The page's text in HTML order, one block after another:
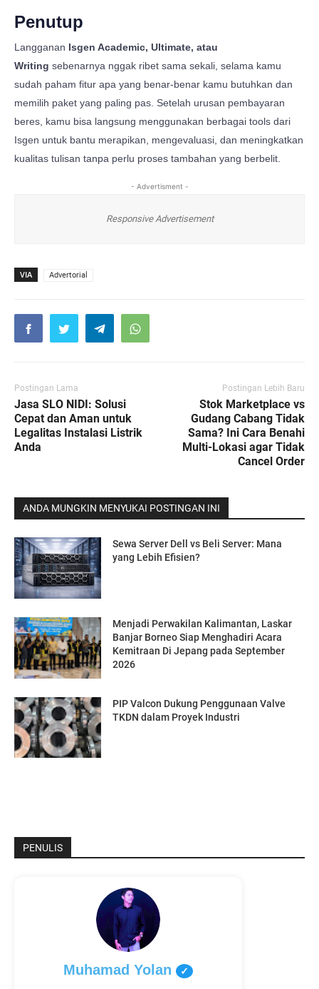
Penutup
Langganan Isgen Academic, Ultimate, atau
Writing sebenarnya nggak ribet sama sekali, selama kamu
sudah paham fitur apa yang benar-benar kamu butuhkan dan
memilih paket yang paling pas. Setelah urusan pembayaran
beres, kamu bisa langsung menggunakan berbagai tools dari
Isgen untuk bantu merapikan, mengevaluasi, dan meningkatkan
kualitas tulisan tanpa perlu proses tambahan yang berbelit.
- Advertisment -
Responsive Advertisement
VIA Advertorial
Postingan Lama
Jasa SLO NIDI: Solusi
Cepat dan Aman untuk
Legalitas Instalasi Listrik
Anda
Postingan Lebih Baru
Stok Marketplace vs
Gudang Cabang Tidak
Sama? Ini Cara Benahi
Multi-Lokasi agar Tidak
Cancel Order
ANDA MUNGKIN MENYUKAI POSTINGAN INI
Sewa Server Dell vs Beli Server: Mana
yang Lebih Efisien?
Menjadi Perwakilan Kalimantan, Laskar
Banjar Borneo Siap Menghadiri Acara
Kemitraan Di Jepang pada September
2026
PIP Valcon Dukung Penggunaan Valve
TKDN dalam Proyek Industri
PENULIS
Muhamad Yolan ✓